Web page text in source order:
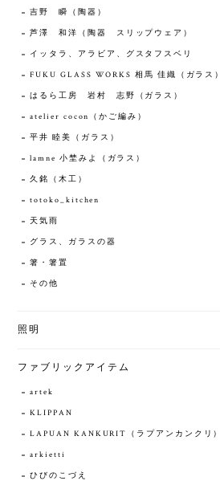
吉野 瞬（陶器）
芦澤 和洋（陶器 スリップウェア）
イッタラ、アラビア、グスタフスベリ
FUKU GLASS WORKS 相馬 佳織（ガラス）
はるら工房 岩村 志野（ガラス）
atelier cocon（かご編み）
平井 睦美（ガラス）
lamne 小埜みよ（ガラス）
久銘（木工）
totoko_kitchen
天気雨
グラス、ガラスの器
箸・箸置
その他
照明
ファブリックアイテム
artek
KLIPPAN
LAPUAN KANKURIT（ラプアンカンクリ）
arkietti
ひびのこづえ